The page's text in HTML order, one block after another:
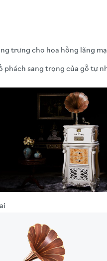
trưng cho hoa hồng lãng
phách sang trọng của gỗ tự